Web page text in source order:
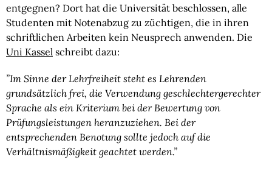
entgegnen? Dort hat die Universität beschlossen, alle
Studenten mit Notenabzug zu züchtigen, die in ihren
Uni Kassel schreibt dazu:
”Im Sinne der Lehrfreiheit steht es Lehrenden
grundsätzlich frei, die Verwendung geschlechtergerechter
Sprache als ein Kriterium bei der Bewertung von
Prüfungsleistungen heranzuziehen. Bei der
entsprechenden Benotung sollte jedoch auf die
Verhältnismäßigkeit geachtet werden.”